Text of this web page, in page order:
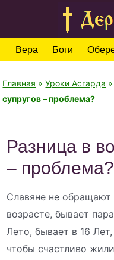
Вера Боги
Главная »Уроки Асгарда »
супругов – проблема?
Разница в
– проблема?
Славяне не обращают
возрасте, бывает
Лето, бывает в 16
чтобы счастливо